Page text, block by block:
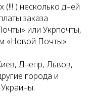
(!!! ) несколько дней
заказа
или Укрпочты,
«Новой Почты»
Днепр, Львов,
города и